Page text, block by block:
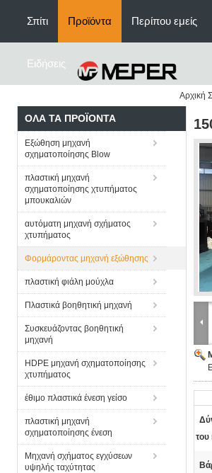
Σπίτι Προϊόντα Περίπου εμείς
Ειδήσεις
Αρχική
ΌΛΑ ΤΑ ΠΡΟΪΌΝΤΑ
Εξώθηση μηχανή
σχηματοποίησης Blow
πλαστική μηχανή
σχηματοποίησης χτυπήματος
μπουκαλιών
αυτόματη μηχανή σχήματος
χτυπήματος
Φορμάροντας μηχανή εξώθησης
πλαστική φιάλη μούχλα
Πλαστικά βοηθητική μηχανή
Συσκευάζοντας βοηθητική
μηχανή
HDPE μηχανή σχηματοποίησης
χτυπήματος
έθιμο πλαστικά ένεση γείσο
πλαστική μηχανή
σχηματοποίησης ένεση
Μηχανή σχήματος εγχύσεων
υψηλής ταχύτητας
του